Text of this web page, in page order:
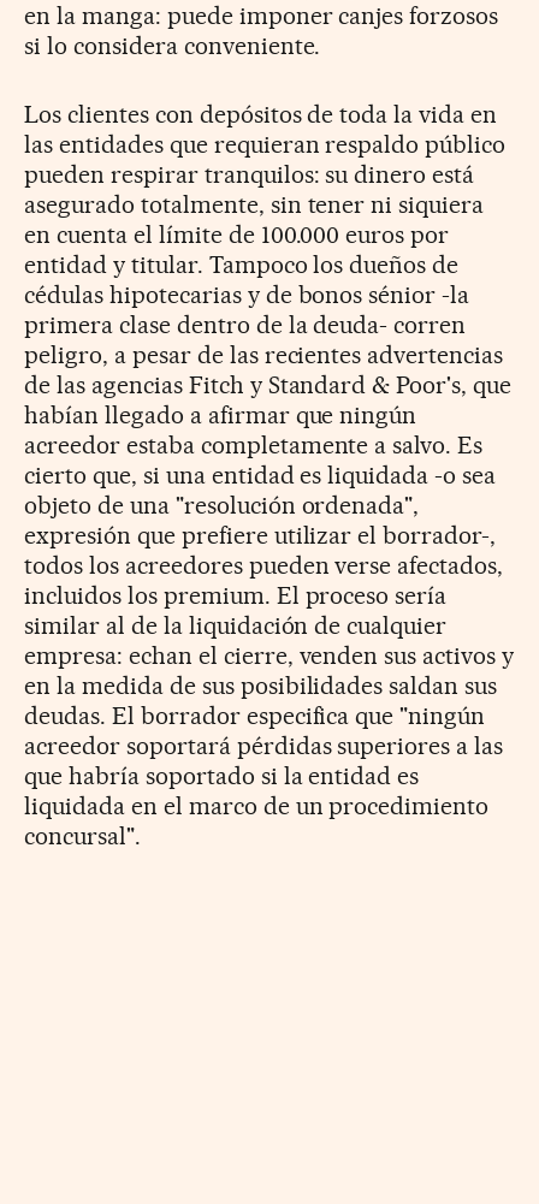
en la manga: puede imponer canjes forzosos
si lo considera conveniente.
Los clientes con depósitos de toda la vida en
las entidades que requieran respaldo público
pueden respirar tranquilos: su dinero está
asegurado totalmente, sin tener ni siquiera
en cuenta el límite de 100.000 euros por
entidad y titular. Tampoco los dueños de
cédulas hipotecarias y de bonos sénior -la
primera clase dentro de la deuda- corren
peligro, a pesar de las recientes advertencias
de las agencias Fitch y Standard & Poor's, que
habían llegado a afirmar que ningún
acreedor estaba completamente a salvo. Es
cierto que, si una entidad es liquidada -o sea
objeto de una "resolución ordenada",
expresión que prefiere utilizar el borrador-,
todos los acreedores pueden verse afectados,
incluidos los premium. El proceso sería
similar al de la liquidación de cualquier
empresa: echan el cierre, venden sus activos y
en la medida de sus posibilidades saldan sus
deudas. El borrador especifica que "ningún
acreedor soportará pérdidas superiores a las
que habría soportado si la entidad es
liquidada en el marco de un procedimiento
concursal".